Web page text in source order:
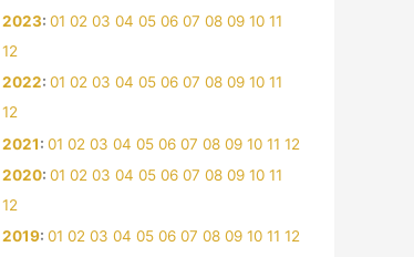
2023: 01 02 03 04 05 06 07 08 09 10 11
12
2022: 01 02 03 04 05 06 07 08 09 10 11
12
2021: 01 02 03 04 05 06 07 08 09 10 11 12
2020: 01 02 03 04 05 06 07 08 09 10 11
12
2019: 01 02 03 04 05 06 07 08 09 10 11 12